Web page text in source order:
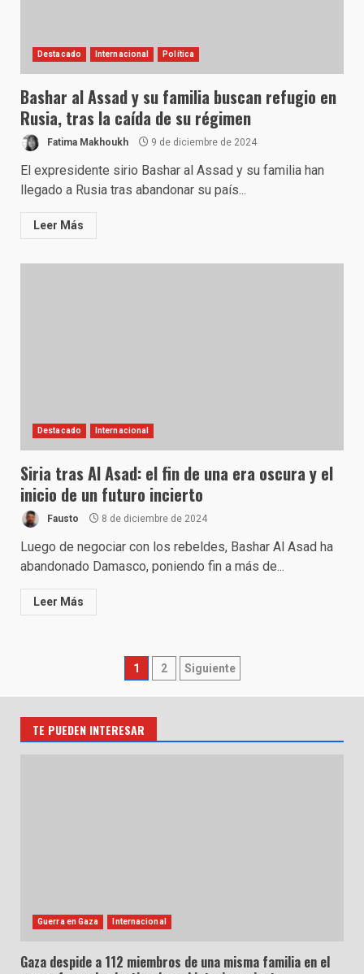
Destacado Internacional Política
Bashar al Assad y su familia buscan refugio en
Rusia, tras la caída de su régimen
Fatima Makhoukh 9 de diciembre de 2024
El expresidente sirio Bashar al Assad y su familia han
llegado a Rusia tras abandonar su país...
Leer Más
Destacado Internacional
Siria tras Al Asad: el fin de una era oscura y el
inicio de un futuro incierto
Fausto 8 de diciembre de 2024
Luego de negociar con los rebeldes, Bashar Al Asad ha
abandonado Damasco, poniendo fin a más de...
Leer Más
Paginación
de
entradas
1 2 Siguiente
TE PUEDEN INTERESAR
Guerra en Gaza Internacional
Gaza despide a 112 miembros de una misma familia en el